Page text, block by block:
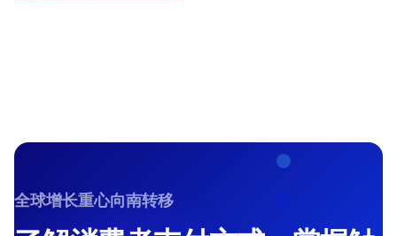
全球增长重心向南转移